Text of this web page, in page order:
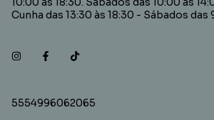
Cunha das 13:30 às 18:30 - Sábados das
5554996062065